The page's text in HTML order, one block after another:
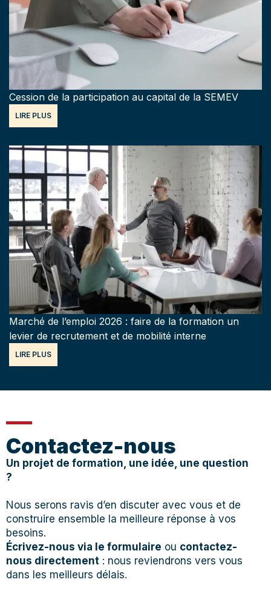
Cession de la participation au capital de la SEMEV
LIRE PLUS
Marché de l’emploi 2026 : faire de la formation un
levier de recrutement et de mobilité interne
LIRE PLUS
Contactez-nous
Un projet de formation, une idée, une question
?
Nous serons ravis d’en discuter avec vous et de
construire ensemble la meilleure réponse à vos
besoins.
Écrivez-nous via le formulaire ou contactez-
nous directement : nous reviendrons vers vous
dans les meilleurs délais.